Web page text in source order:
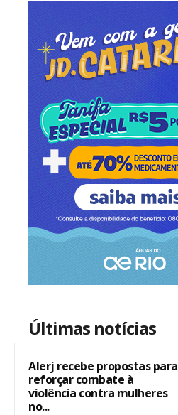
Últimas notícias
Alerj recebe propostas para
reforçar combate à
violência contra mulheres
no...